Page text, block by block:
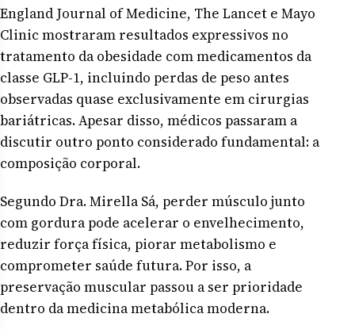
England Journal of Medicine, The Lancet e Mayo
Clinic mostraram resultados expressivos no
tratamento da obesidade com medicamentos da
classe GLP-1, incluindo perdas de peso antes
observadas quase exclusivamente em cirurgias
bariátricas. Apesar disso, médicos passaram a
discutir outro ponto considerado fundamental: a
composição corporal.
Segundo Dra. Mirella Sá, perder músculo junto
com gordura pode acelerar o envelhecimento,
reduzir força física, piorar metabolismo e
comprometer saúde futura. Por isso, a
preservação muscular passou a ser prioridade
dentro da medicina metabólica moderna.